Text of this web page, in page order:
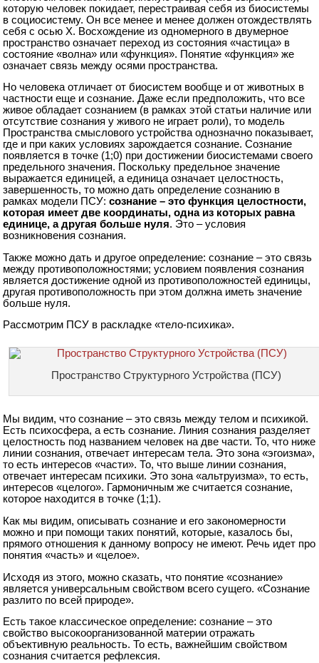
которую человек покидает, перестраивая себя из биосистемы
в социосистему. Он все менее и менее должен отождествлять
себя с осью Х. Восхождение из одномерного в двумерное
пространство означает переход из состояния «частица» в
состояние «волна» или «функция». Понятие «функция» же
означает связь между осями пространства.
Но человека отличает от биосистем вообще и от животных в
частности еще и сознание. Даже если предположить, что все
живое обладает сознанием (в рамках этой статьи наличие или
отсутствие сознания у живого не играет роли), то модель
Пространства смыслового устройства однозначно показывает,
где и при каких условиях зарождается сознание. Сознание
появляется в точке (1;0) при достижении биосистемами своего
предельного значения. Поскольку предельное значение
выражается единицей, а единица означает целостность,
завершенность, то можно дать определение сознанию в
рамках модели ПСУ: сознание – это функция целостности,
которая имеет две координаты, одна из которых равна
единице, а другая больше нуля. Это – условия
возникновения сознания.
Также можно дать и другое определение: сознание – это связь
между противоположностями; условием появления сознания
является достижение одной из противоположностей единицы,
другая противоположность при этом должна иметь значение
больше нуля.
Рассмотрим ПСУ в раскладке «тело-психика».
Пространство Структурного Устройства (ПСУ)
Мы видим, что сознание – это связь между телом и психикой.
Есть психосфера, а есть сознание. Линия сознания разделяет
целостность под названием человек на две части. То, что ниже
линии сознания, отвечает интересам тела. Это зона «эгоизма»,
то есть интересов «части». То, что выше линии сознания,
отвечает интересам психики. Это зона «альтруизма», то есть,
интересов «целого». Гармоничным же считается сознание,
которое находится в точке (1;1).
Как мы видим, описывать сознание и его закономерности
можно и при помощи таких понятий, которые, казалось бы,
прямого отношения к данному вопросу не имеют. Речь идет про
понятия «часть» и «целое».
Исходя из этого, можно сказать, что понятие «сознание»
является универсальным свойством всего сущего. «Сознание
разлито по всей природе».
Есть такое классическое определение: сознание – это
свойство высокоорганизованной материи отражать
объективную реальность. То есть, важнейшим свойством
сознания считается рефлексия.